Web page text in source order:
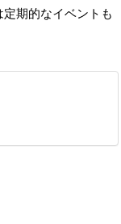
期的なイベントも